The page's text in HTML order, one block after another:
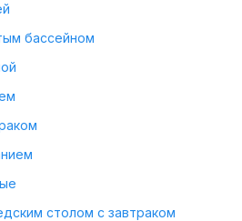
бассейном
столом с завтраком